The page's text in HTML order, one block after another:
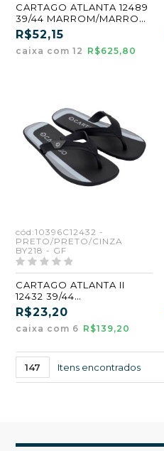
CARTAGO ATLANTA 12489
39/44 MARROM/MARROM
(BK064) (GF)
R$52,15
caixa com 12 R$625,80
cód:10396C12432 -
PRETO/PRETO/CINZA
BY218 - GF
CARTAGO ATLANTA II
12432 39/44
PRETO/PRETO/CINZA
(BY218) (GF) (CX6)
R$23,20
caixa com 6 R$139,20
147 Itens encontrados